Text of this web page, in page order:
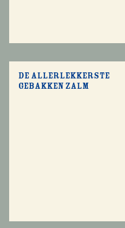
De allerlekkerste
gebakken zalm